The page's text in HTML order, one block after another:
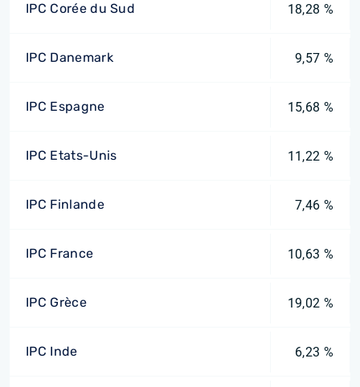
IPC Corée du Sud 18,28 %
IPC Danemark 9,57 %
IPC Espagne 15,68 %
IPC Etats-Unis 11,22 %
IPC Finlande 7,46 %
IPC France 10,63 %
IPC Grèce 19,02 %
IPC Inde 6,23 %